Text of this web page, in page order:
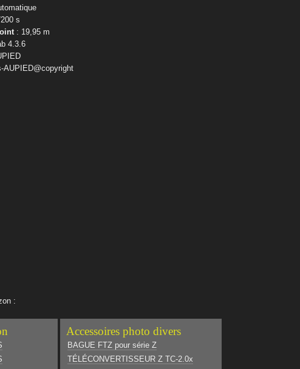
s
: 19,95 m
4.3.6
AUPIED@copyright
:
Accessoires photo divers
BAGUE FTZ pour série Z
TÉLÉCONVERTISSEUR Z TC-2.0x